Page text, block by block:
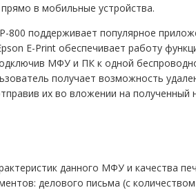
в мобильные устройства.
800 поддерживает популярное
E-Print обеспечивает работу
МФУ и ПК к одной
получает возможность
их во вложении на полученный
данного МФУ и качества
делового письма (с